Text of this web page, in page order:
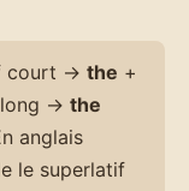
court → the +
→ the
anglais
le superlatif